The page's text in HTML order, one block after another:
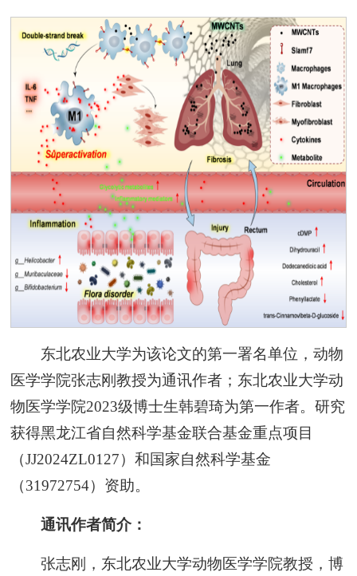
东北农业大学为该论文的第一署名单位，动物
医学学院张志刚教授为通讯作者；东北农业大学动
物医学学院2023级博士生韩碧琦为第一作者。研究
获得黑龙江省自然科学基金联合基金重点项目
（JJ2024ZL0127）和国家自然科学基金
（31972754）资助。
通讯作者简介：
张志刚，东北农业大学动物医学学院教授，博